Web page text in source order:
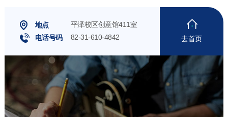
地点
平泽校区创意馆411室
电话号码
82-31-610-4842 去首页